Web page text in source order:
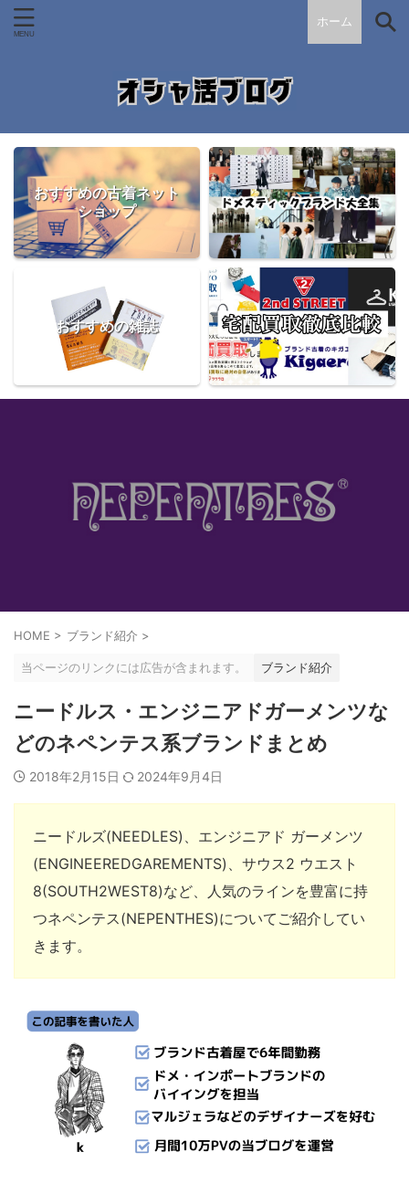
ホーム
おすすめの古着ネット
ショップ
おすすめの雑誌
HOME > ブランド紹介 >
当ページのリンクには広告が含まれます。 ブランド紹介
ニードルス・エンジニアドガーメンツな
どのネペンテス系ブランドまとめ
2018年2月15日 2024年9月4日
ニードルズ(NEEDLES)、エンジニアド ガーメンツ
(ENGINEEREDGAREMENTS)、サウス2 ウエスト
8(SOUTH2WEST8)など、人気のラインを豊富に持
つネペンテス(NEPENTHES)についてご紹介してい
きます。